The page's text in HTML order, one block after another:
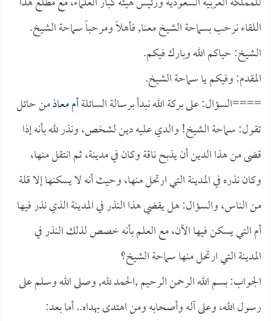
اللقاء نرحب بسماحة الشيخ معنا, فأهلاً ومرحباً سماحة الشيخ.
الشيخ: حياكم الله وبارك فيكم.
المقدم: وفيكم يا سماحة الشيخ.
====السؤال: على بركة الله نبدأ برسالة السائلةأم معاذمن حائل
تقول: سماحة الشيخ! والدي عليه دين لشخص، ونذر لله بأنه إذا
قضى من هذا الدين أن يذبح ناقة وكان في مدينة، ثم انتقل منها،
وكان نذره في المدينة التي ارتحل منها، وحيث أنه لا يسكنها إلا قلة
من الناس، والسؤال: هل يقضي هذا النذر في المدينة الذي نذر فيها
أم التي يسكن فيها الآن، مع العلم بأنه خصص لذلك النذر في
المدينة التي ارتحل منها سماحة الشيخ؟
الجواب: بسم الله الرحمن الرحيم ,الحمد لله, وصلى الله وسلم على
رسول الله، وعلى آله وأصحابه ومن اهتدى بهداه.. أما بعد: